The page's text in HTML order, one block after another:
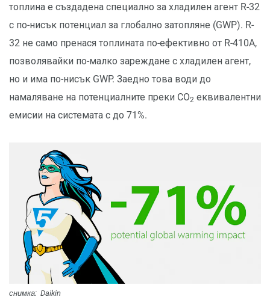
топлина е създадена специално за хладилен агент R-32
с по-нисък потенциал за глобално затопляне (GWP). R-
32 не само пренася топлината по-ефективно от R-410A,
позволявайки по-малко зареждане с хладилен агент,
но и има по-нисък GWP. Заедно това води до
намаляване на потенциалните преки CO2 еквивалентни
емисии на системата с до 71%.
снимка: Daikin